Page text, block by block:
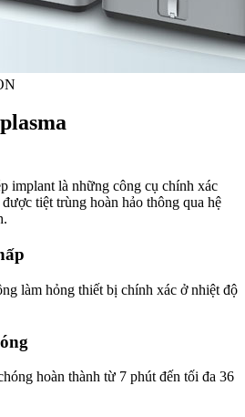
implant là những công cụ chính xác
tiệt trùng hoàn hảo thông qua hệ
làm hỏng thiết bị chính xác ở nhiệt độ
hoàn thành từ 7 phút đến tối đa 36